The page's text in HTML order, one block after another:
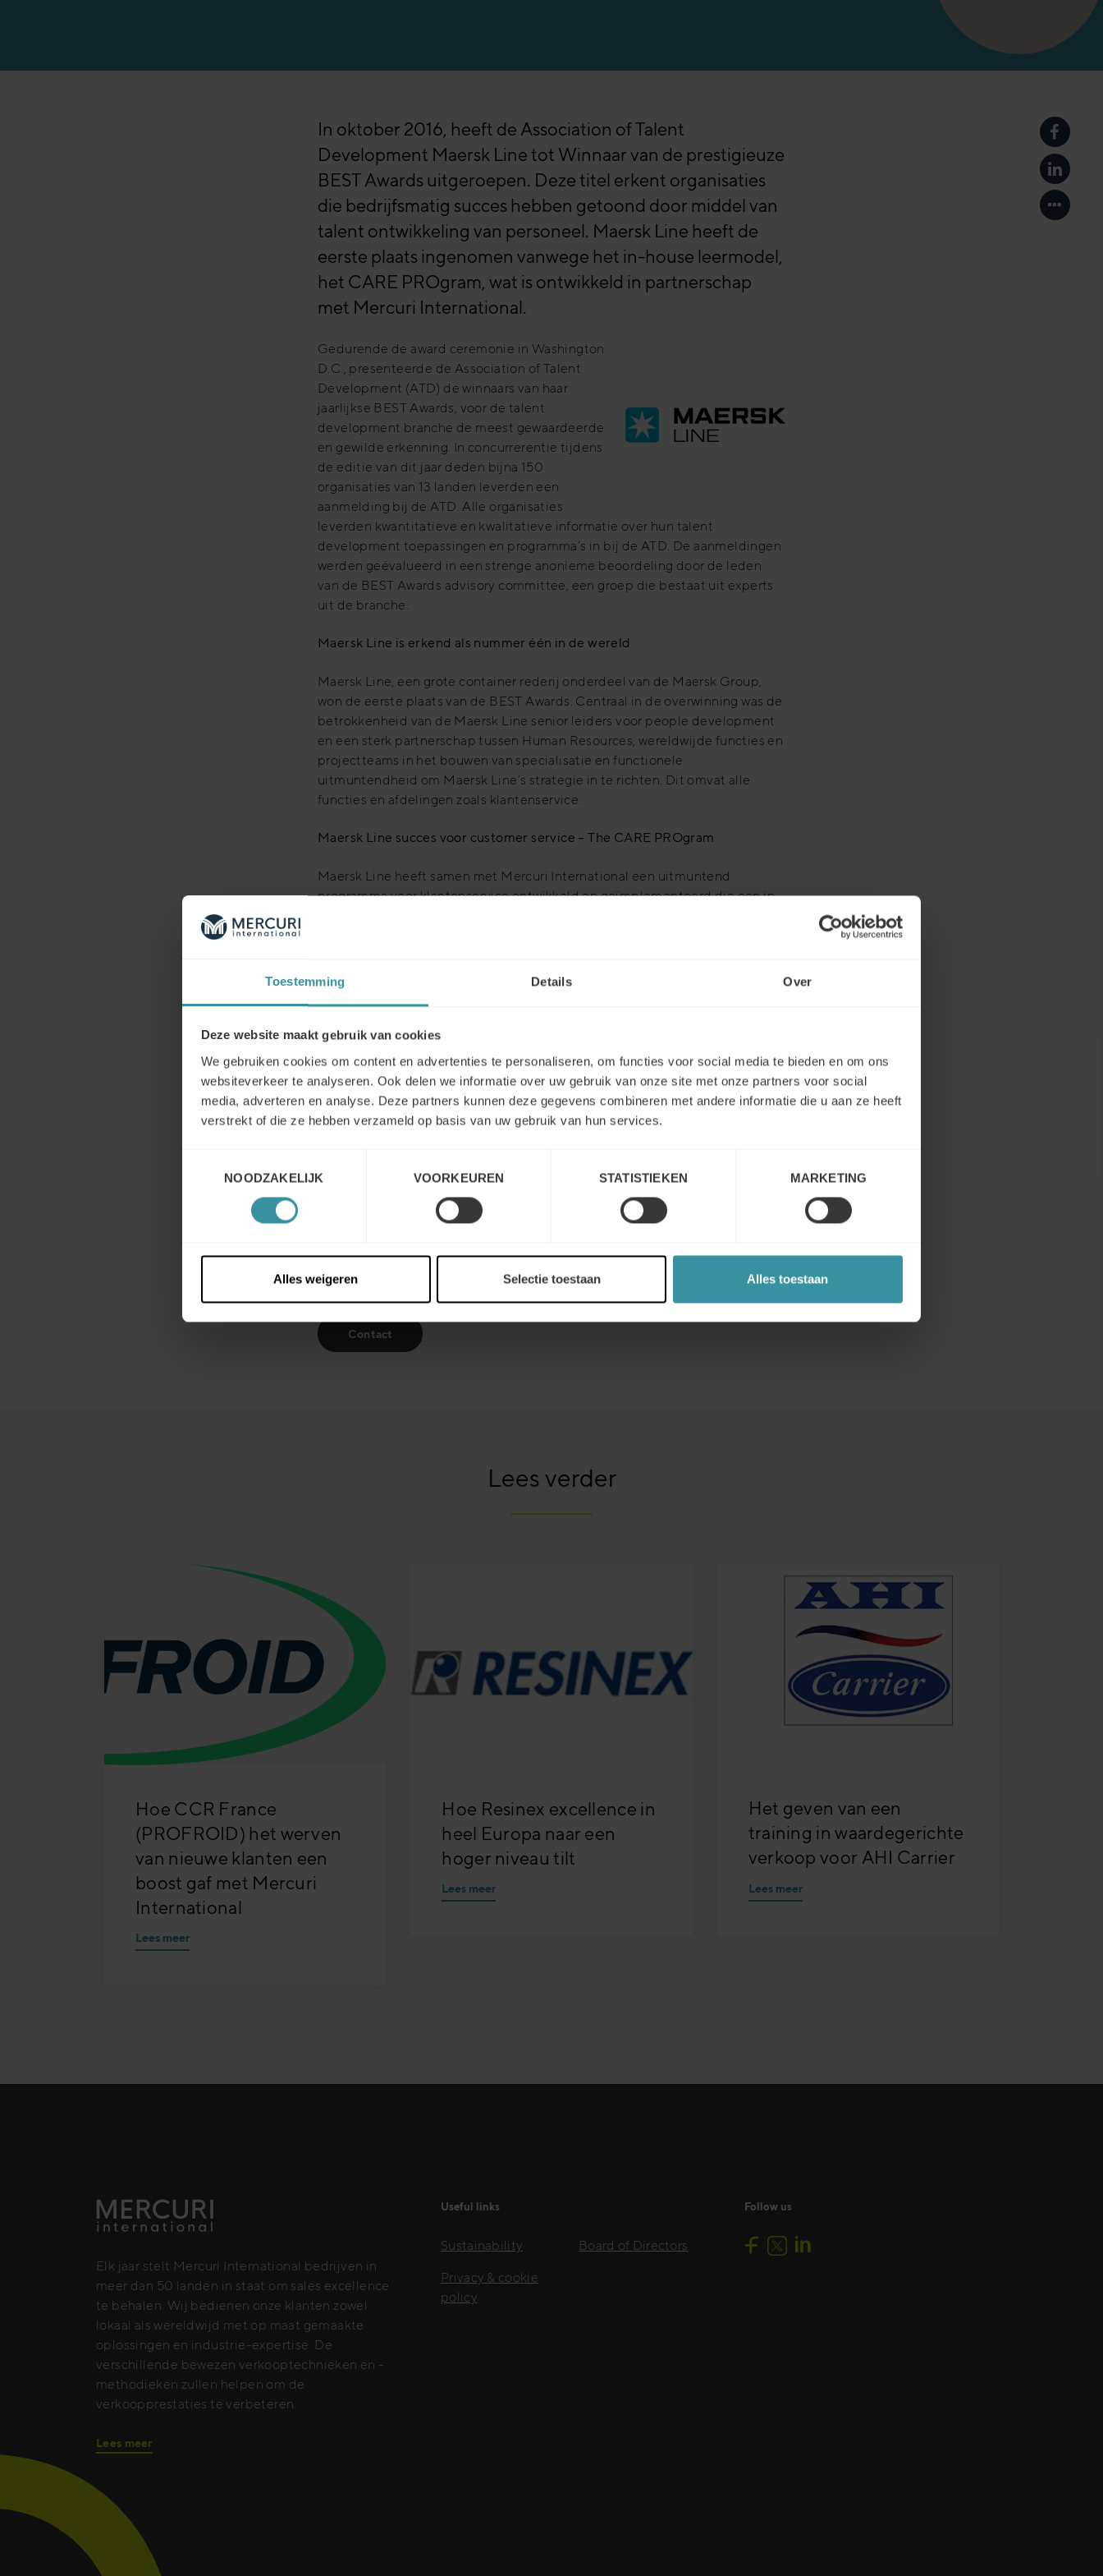
Toestemming Details Over
Deze website maakt gebruik van cookies
We gebruiken cookies om content en advertenties te personaliseren, om functies voor social media te bieden en om ons
websiteverkeer te analyseren. Ook delen we informatie over uw gebruik van onze site met onze partners voor social
media, adverteren en analyse. Deze partners kunnen deze gegevens combineren met andere informatie die u aan ze heeft
verstrekt of die ze hebben verzameld op basis van uw gebruik van hun services.
NOODZAKELIJK
VOORKEUREN STATISTIEKEN MARKETING
Alles weigeren Selectie toestaan Alles toestaan
Delen
Delen
Toon
In oktober 2016, heeft de Association of Talent
Development Maersk Line tot Winnaar van de prestigieuze
BEST Awards uitgeroepen. Deze titel erkent organisaties
die bedrijfsmatig succes hebben getoond door middel van
talent ontwikkeling van personeel. Maersk Line heeft de
eerste plaats ingenomen vanwege het in-house leermodel,
het CARE PROgram, wat is ontwikkeld in partnerschap
met Mercuri International.
Gedurende de award ceremonie in Washington
D.C., presenteerde de Association of Talent
Development (ATD) de winnaars van haar
jaarlijkse BEST Awards, voor de talent
development branche de meest gewaardeerde
en gewilde erkenning. In concurrerentie tijdens
de editie van dit jaar deden bijna 150
organisaties van 13 landen leverden een
aanmelding bij de ATD. Alle organisaties
leverden kwantitatieve en kwalitatieve informatie over hun talent
development toepassingen en programma’s in bij de ATD. De aanmeldingen
werden geëvalueerd in een strenge anonieme beoordeling door de leden
van de BEST Awards advisory committee, een groep die bestaat uit experts
uit de branche.
Maersk Line is erkend als nummer één in de wereld
Maersk Line, een grote container rederij onderdeel van de Maersk Group,
won de eerste plaats van de BEST Awards. Centraal in de overwinning was de
betrokkenheid van de Maersk Line senior leiders voor people development
en een sterk partnerschap tussen Human Resources, wereldwijde functies en
projectteams in het bouwen van specialisatie en functionele
uitmuntendheid om Maersk Line’s strategie in te richten. Dit omvat alle
functies en afdelingen zoals klantenservice.
Maersk Line succes voor customer service – The CARE PROgram
Maersk Line heeft samen met Mercuri International een uitmuntend
programma voor klantenservice ontwikkeld en geïmplementeerd die een in-
medewerkers betrokken waren. Het was een complex en moeilijk project,
maar de inspanning betaalde zich uit. Cary Bailey – Findley, wereldwijde
succes van het programma aan twee factoren toe: de betrokkenheid van de
customer service organisatie en het sterke partnerschap met Mercuri
International.
“Wat ik van een leverancier had verwacht was echt met mij te werken en alle
mogelijke problemen te voorzien en op te lossen voordat ze problemen
BEST award zonder het CARE PROgram niet konden krijgen en we hadden
Tel: +31 88 63728 74
Contact
Lees verder
Hoe CCR France
(PROFROID) het werven
van nieuwe klanten een
boost gaf met Mercuri
International
Lees meer
Hoe Resinex excellence in
heel Europa naar een
hoger niveau tilt
Lees meer
Het geven van een
training in waardegerichte
verkoop voor AHI Carrier
Lees meer
Elk jaar stelt Mercuri International bedrijven in
meer dan 50 landen in staat om sales excellence
te behalen. Wij bedienen onze klanten zowel
lokaal als wereldwijd met op maat gemaakte
oplossingen en industrie-expertise. De
verschillende bewezen verkooptechnieken en -
methodieken zullen helpen om de
verkoopprestaties te verbeteren.
Lees meer
Useful links
Sustainability
Privacy & cookie
policy
Board of Directors
Follow us